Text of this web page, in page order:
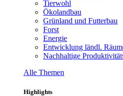
Tierwohl
Ökolandbau
Grünland und Futterbau
Forst
Energie
Entwicklung ländl.
Nachhaltige
Alle Themen
Highlights